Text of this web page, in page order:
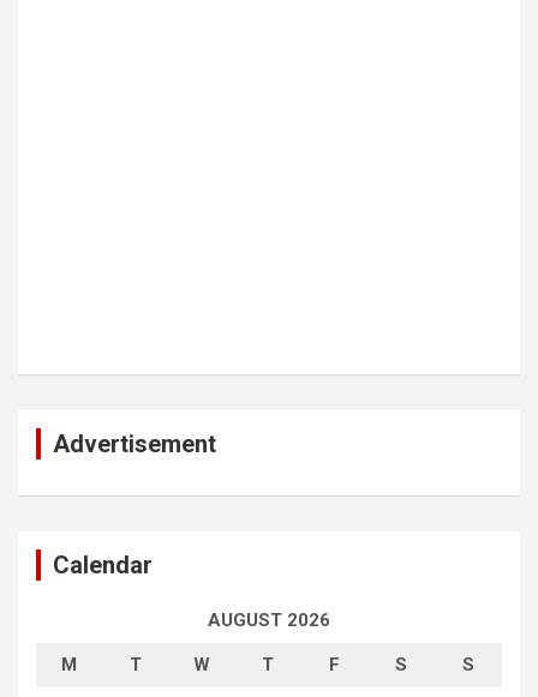
Advertisement
Calendar
AUGUST 2026
M T W T F S S